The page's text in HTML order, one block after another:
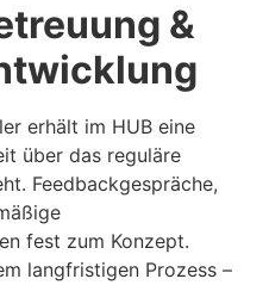
&
erhält im HUB eine
über das reguläre
Feedbackgespräche,
fest zum Konzept.
langfristigen Prozess –